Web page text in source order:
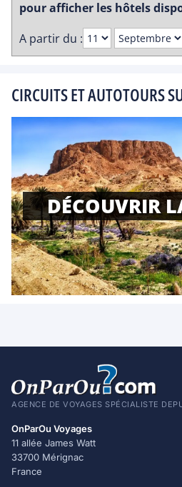
pour afficher les hôtels
A partir du :
CIRCUITS ET AUTOTOURS
DÉCOUVRIR
AGENCE DE VOYAGES SPÉCIALISTE
OnParOu Voyages
11 allée James Watt
33700 Mérignac
France